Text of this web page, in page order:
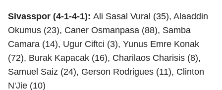
Sivasspor (4-1-4-1): Ali Sasal Vural (35), Alaaddin
Okumus (23), Caner Osmanpasa (88), Samba
Camara (14), Ugur Ciftci (3), Yunus Emre Konak
(72), Burak Kapacak (16), Charilaos Charisis (8),
Samuel Saiz (24), Gerson Rodrigues (11), Clinton
N'Jie (10)